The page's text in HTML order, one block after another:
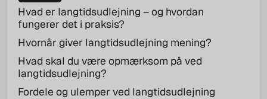
Hvad er langtidsudlejning – og hvordan
fungerer det i praksis?
Hvornår giver langtidsudlejning mening?
Hvad skal du være opmærksom på ved
langtidsudlejning?
Fordele og ulemper ved langtidsudlejning